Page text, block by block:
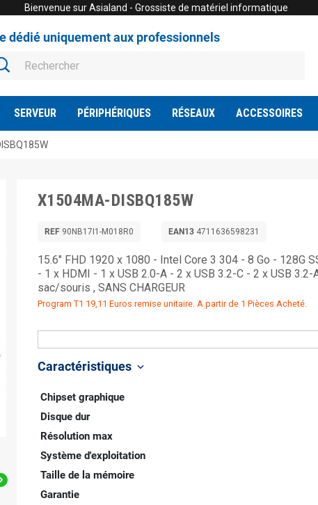
Bienvenue sur Asialand - Grossiste de matériel informatique
dédié uniquement aux professionnels
SERVEUR PÉRIPHÉRIQUES RÉSEAUX ACCESSOIRES
X1504MA-DISBQ185W
REF90NB17I1-M018R0 EAN13 4711636598231
15.6" FHD 1920 x 1080 - Intel Core 3 304 - 8 Go - 128G
- 1 x HDMI - 1 x USB 2.0-A - 2 x USB 3.2-C - 2 x USB
sac/souris , SANS CHARGEUR
Program T1 19,11 Euros remise unitaire. A partir de 1 Pièces Acheté.
Caractéristiques keyboard_arrow_down
Chipset graphique
Disque dur
Résolution max
Système d'exploitation
Taille de la mémoire
Garantie